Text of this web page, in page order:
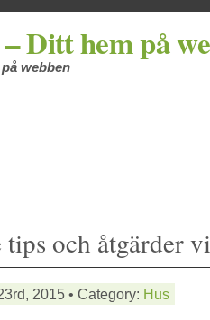
Ditt hem på
webben
och åtgärder
2015 • Category: Hus